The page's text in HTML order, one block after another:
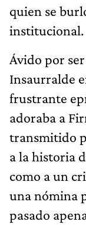
quien se
institucional.
Ávido por
Insaurralde
frustrante
adoraba a
transmitido
a la historia
como a un
una nómina
pasado